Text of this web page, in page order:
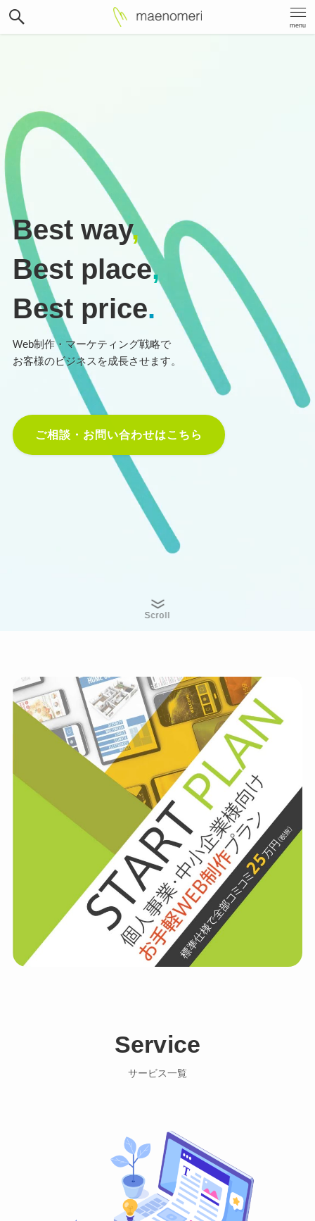
menu
Best way,
Best place,
Best price.
Web制作・マーケティング戦略で
お客様のビジネスを成長させます。
ご相談・お問い合わせはこちら
Scroll
Service
サービス一覧